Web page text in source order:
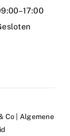
Co | Algemene